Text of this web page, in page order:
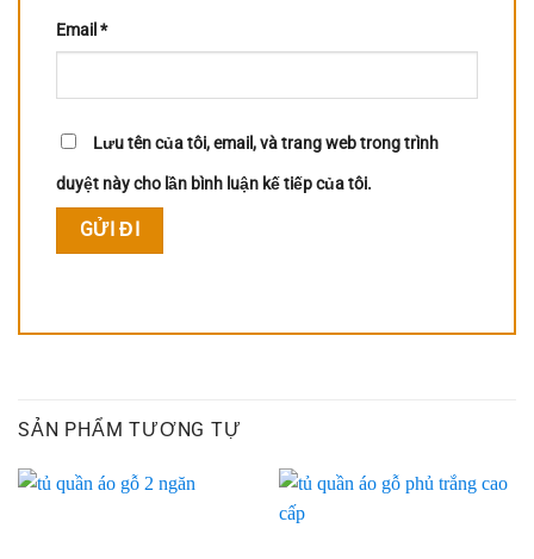
Email *
Lưu tên của tôi, email, và trang web trong trình
duyệt này cho lần bình luận kế tiếp của tôi.
SẢN PHẨM TƯƠNG TỰ